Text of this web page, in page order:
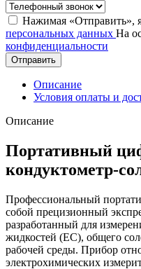
Нажимая «Отправить»,
персональных данных На
конфиденциальности
Отправить
Описание
Условия оплаты и
Описание
Портативный
кондуктометр-
Профессиональный
собой прецизионный
разработанный для
жидкостей (EC), общего
рабочей среды. Прибор
электрохимических